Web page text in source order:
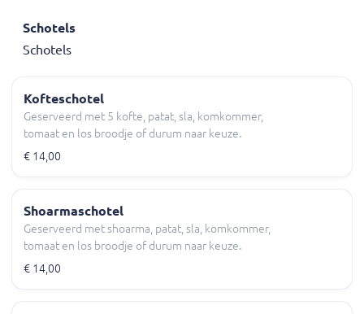
Schotels
Schotels
Kofteschotel
Geserveerd met 5 kofte, patat, sla, komkommer,
tomaat en los broodje of durum naar keuze.
€ 14,00
Shoarmaschotel
Geserveerd met shoarma, patat, sla, komkommer,
tomaat en los broodje of durum naar keuze.
€ 14,00